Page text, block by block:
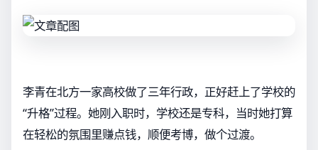
李青在北方一家高校做了三年行政，正好赶上了学校的
“升格”过程。她刚入职时，学校还是专科，当时她打算
在轻松的氛围里赚点钱，顺便考博，做个过渡。